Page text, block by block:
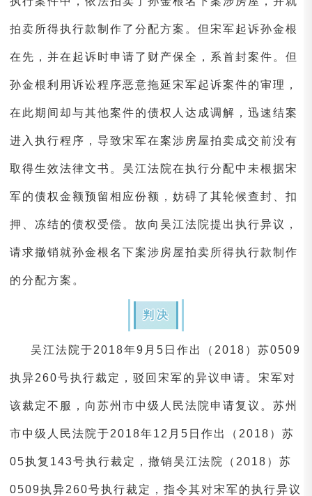
拍卖所得执行款制作了分配方案。但宋军起诉孙金根
在先，并在起诉时申请了财产保全，系首封案件。但
孙金根利用诉讼程序恶意拖延宋军起诉案件的审理，
在此期间却与其他案件的债权人达成调解，迅速结案
进入执行程序，导致宋军在案涉房屋拍卖成交前没有
取得生效法律文书。吴江法院在执行分配中未根据宋
军的债权金额预留相应份额，妨碍了其轮候查封、扣
押、冻结的债权受偿。故向吴江法院提出执行异议，
请求撤销就孙金根名下案涉房屋拍卖所得执行款制作
的分配方案。
判决
吴江法院于2018年9月5日作出（2018）苏0509
执异260号执行裁定，驳回宋军的异议申请。宋军对
该裁定不服，向苏州市中级人民法院申请复议。苏州
市中级人民法院于2018年12月5日作出（2018）苏
05执复143号执行裁定，撤销吴江法院（2018）苏
0509执异260号执行裁定，指令其对宋军的执行异议